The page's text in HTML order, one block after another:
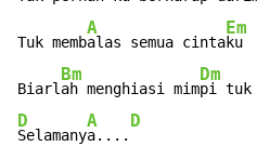
Tuk memb
A
alas semua cinta
Em
ku
Biarl
Bm
ah menghiasi mim
Dm
pi tuk
D
Selamany
A
a....
D